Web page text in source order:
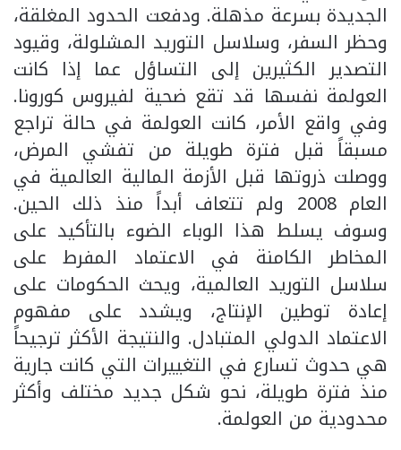
الجديدة بسرعة مذهلة. ودفعت الحدود المغلقة،
وحظر السفر، وسلاسل التوريد المشلولة، وقيود
التصدير الكثيرين إلى التساؤل عما إذا كانت
العولمة نفسها قد تقع ضحية لفيروس كورونا.
وفي واقع الأمر، كانت العولمة في حالة تراجع
مسبقاً قبل فترة طويلة من تفشي المرض،
ووصلت ذروتها قبل الأزمة المالية العالمية في
العام 2008 ولم تتعاف أبداً منذ ذلك الحين.
وسوف يسلط هذا الوباء الضوء بالتأكيد على
المخاطر الكامنة في الاعتماد المفرط على
سلاسل التوريد العالمية، ويحث الحكومات على
إعادة توطين الإنتاج، ويشدد على مفهوم
الاعتماد الدولي المتبادل. والنتيجة الأكثر ترجيحاً
هي حدوث تسارع في التغييرات التي كانت جارية
منذ فترة طويلة، نحو شكل جديد مختلف وأكثر
محدودية من العولمة.